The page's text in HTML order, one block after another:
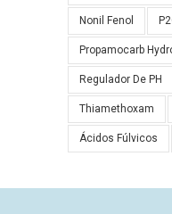
Nonil Fenol
Propamocarb
Regulador De PH
Thiamethoxam
Ácidos Fúlvicos